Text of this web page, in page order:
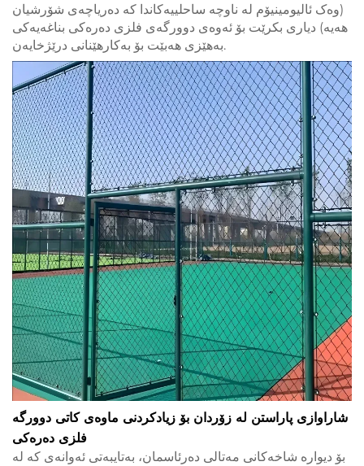
(وەک ئالیومینیۆم لە ناوچە ساحلییەکاندا کە دەریاچەی شۆرشیان
هەیە) دیاری بکرێت بۆ ئەوەی دوورگەی فلزی دەرەکی بناغەیەکی
بەهێزی هەبێت بۆ بەکارهێنانی درێژخایەن.
شاراوازی پاراستن لە زۆردان بۆ زیادکردنی ماوەی کاتی دوورگە
فلزی دەرەکی
بۆ دیوارە شاخەکانی مەتالی دەرئاسمان، بەتایبەتی ئەوانەی کە لە